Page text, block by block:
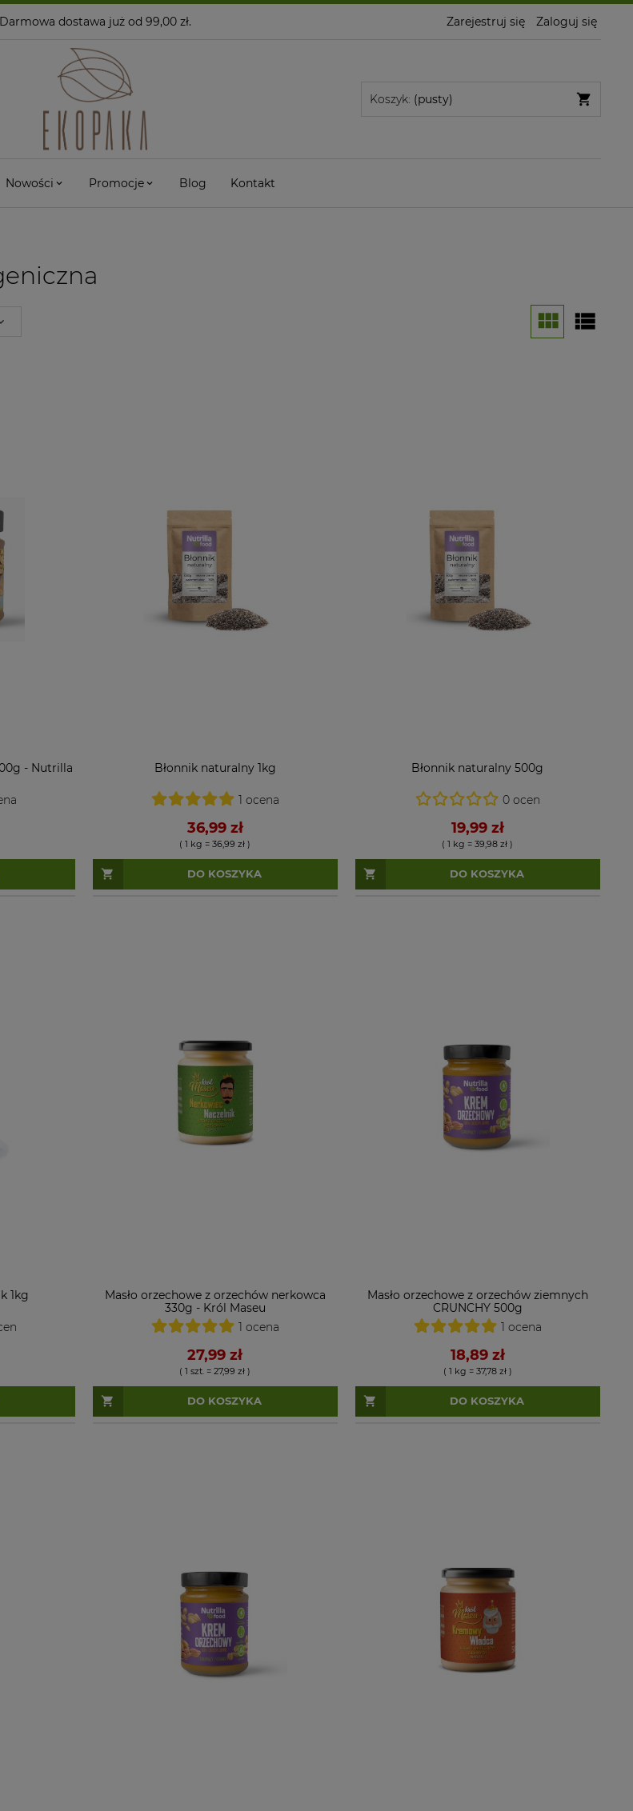
Darmowa dostawa już od 99,00 zł. Zarejestruj się Zaloguj się
Koszyk: (pusty)
Nowości Promocje Blog Kontakt
- Nutrilla
Błonnik naturalny 1kg
1 ocena
36,99 zł
( 1 kg = 36,99 zł )
DO KOSZYKA
Błonnik naturalny 500g
0 ocen
19,99 zł
( 1 kg = 39,98 zł )
DO KOSZYKA
1kg
Masło orzechowe z orzechów nerkowca
330g - Król Maseu
1 ocena
27,99 zł
( 1 szt. = 27,99 zł )
DO KOSZYKA
Masło orzechowe z orzechów ziemnych
CRUNCHY 500g
1 ocena
18,89 zł
( 1 kg = 37,78 zł )
DO KOSZYKA